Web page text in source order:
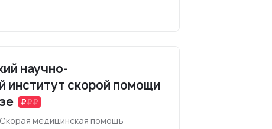
научно-
институт скорой помощи
медицинская помощь